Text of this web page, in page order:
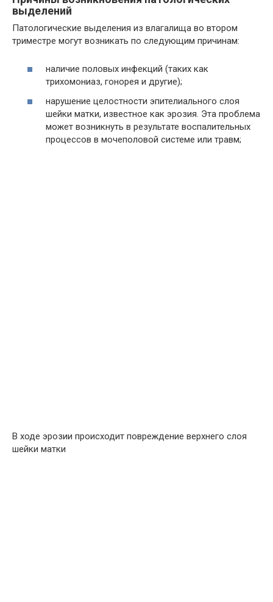
выделений
Патологические выделения из влагалища во втором
триместре могут возникать по следующим причинам:
наличие половых инфекций (таких как
трихомониаз, гонорея и другие);
нарушение целостности эпителиального слоя
шейки матки, известное как эрозия. Эта проблема
может возникнуть в результате воспалительных
процессов в мочеполовой системе или травм;
В ходе эрозии происходит повреждение верхнего слоя
шейки матки